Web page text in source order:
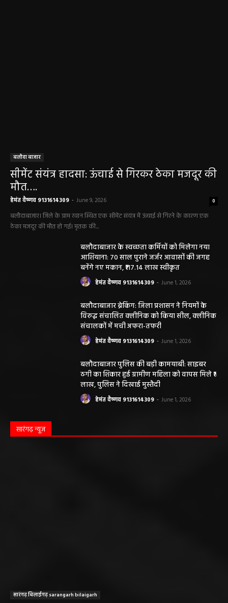
बलौदा बाजार
सीमेंट संयंत्र हादसा: ऊंचाई से गिरकर ठेका मजदूर की
मौत….
हेमंत वैष्णव 9131614309 - June 9, 2026 0
बलौदाबाजार। जिले के ग्राम रवान स्थित एक सीमेंट संयंत्र में ऊंचाई से गिरने के कारण एक
ठेका मजदूर की मौत हो गई। मृतक की...
बलौदाबाजार के स्वच्छता कर्मियों को मिलेगा नया
आशियाना: 70 साल पुराने जर्जर आवासों की जगह
बनेंगे नए मकान, ₹117.14 लाख स्वीकृत
हेमंत वैष्णव 9131614309 - June 1, 2026
बलौदाबाजार ब्रेकिंग: जिला प्रशासन ने नियमों के
विरुद्ध संचालित क्लीनिक को किया सील, क्लीनिक
संचालकों में मची अफरा-तफरी
हेमंत वैष्णव 9131614309 - June 1, 2026
बलौदाबाजार पुलिस की बड़ी कामयाबी: साइबर
ठगी का शिकार हुई ग्रामीण महिला को वापस मिले ₹1
लाख, पुलिस ने दिखाई मुस्तैदी
हेमंत वैष्णव 9131614309 - June 1, 2026
सारंगढ़ न्यूज़
सारंगढ़ बिलाईगढ़ sarangarh bilaigarh